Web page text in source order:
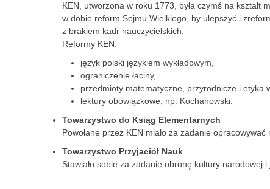
KEN, utworzona w roku 1773, była czymś na kształt
w dobie reform Sejmu Wielkiego, by ulepszyć i
z brakiem kadr nauczycielskich.
Reformy KEN:
język polski językiem wykładowym,
ograniczenie łaciny,
przedmioty matematyczne, przyrodnicze i etyka
lektury obowiązkowe, np. Kochanowski.
Towarzystwo do Ksiąg Elementarnych
Powołane przez KEN miało za zadanie
Towarzystwo Przyjaciół Nauk
Stawiało sobie za zadanie obronę kultury narodowej